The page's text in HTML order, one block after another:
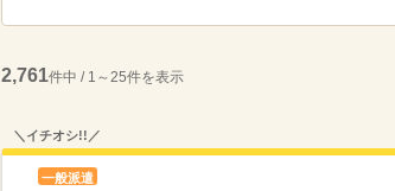
2,761件中 / 1～25件を表示
＼イチオシ!!／
一般派遣